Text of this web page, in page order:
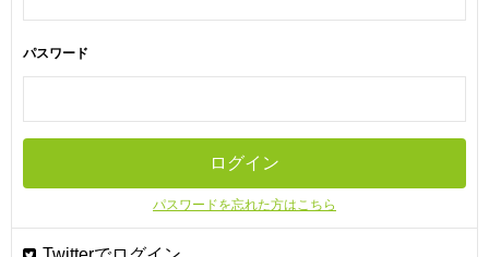
パスワード
パスワードを忘れた方はこちら